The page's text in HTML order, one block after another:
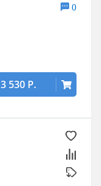
0
3 530 Р.